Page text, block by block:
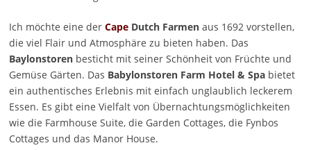
Ich möchte eine der CapeDutch Farmenaus 1692 vorstellen,
die viel Flair und Atmosphäre zu bieten haben. Das
Baylonstorenbesticht mit seiner Schönheit von Früchte und
Gemüse Gärten. Das Babylonstoren Farm Hotel & Spabietet
ein authentisches Erlebnis mit einfach unglaublich leckerem
Essen. Es gibt eine Vielfalt von Übernachtungsmöglichkeiten
wie die Farmhouse Suite, die Garden Cottages, die Fynbos
Cottages und das Manor House.